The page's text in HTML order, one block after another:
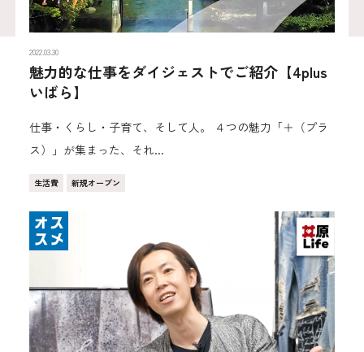
2022.03.30
魅力的な仕事をダイジェストでご紹介【4plus
いばら】
仕事・くらし・子育て、そして人。 ４つの魅力「＋（プラ
ス）」が集まった、それ...
生活費 新規オープン